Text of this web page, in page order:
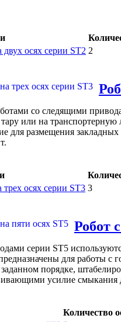
осях серии ST2 2
со следящими
или на транспортерную
для размещения
осях серии ST3 3
Робот
серии ST5
для работы
порядке,
усилие смыкания
Количество